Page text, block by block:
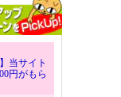
当サイト
円がもら